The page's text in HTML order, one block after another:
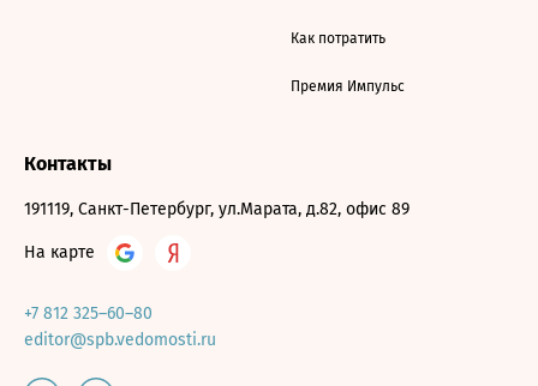
Как потратить
Премия Импульс
Контакты
191119, Санкт-Петербург, ул.Марата, д.82, офис 89
На карте
+7 812 325–60–80
editor@spb.vedomosti.ru